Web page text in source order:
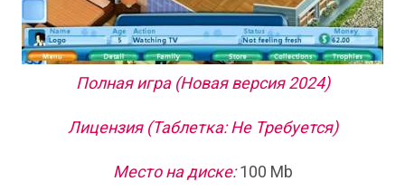
Полная игра (Новая версия 2024)
Лицензия (Таблетка: Не Требуется)
Место на диске:100 Mb